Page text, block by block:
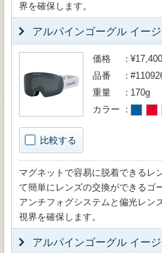
界を確保します。
アルパインゴーグル イー
比較する
価格
品番
重量
170g
カラー
マグネットで容易に脱着できるレ
て簡単にレンズの交換ができるゴ
アンチフォグシステムと偏光レン
視界を確保します。
アルパインゴーグル イー